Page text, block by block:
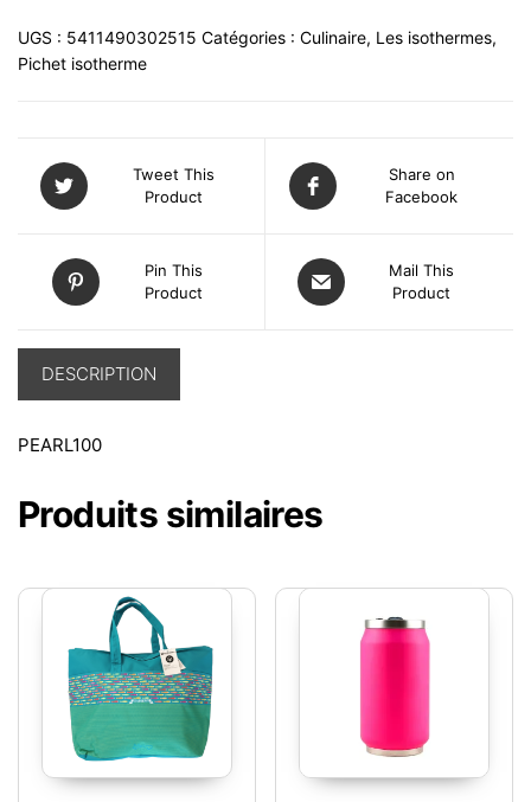
UGS : 5411490302515 Catégories : Culinaire, Les isothermes,
Pichet isotherme
Tweet This
Product
Share on
Facebook
Pin This
Product
Mail This
Product
DESCRIPTION
PEARL100
Produits similaires